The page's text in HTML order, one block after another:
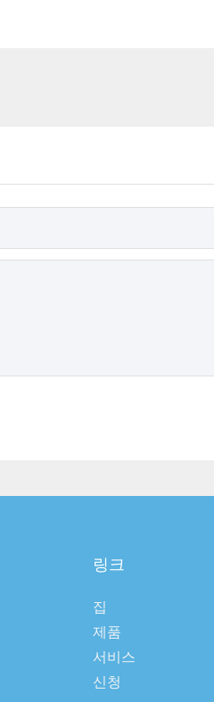
링크
집
제품
서비스
신청